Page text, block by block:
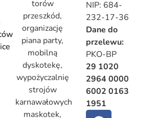
torów
przeszkód,
organizację
piana party,
mobilną
dyskotekę,
wypożyczalnię
strojów
karnawałowych
maskotek,
NIP: 684-
232-17-36
Dane do
przelewu:
PKO-BP
29 1020
2964 0000
6002 0163
1951